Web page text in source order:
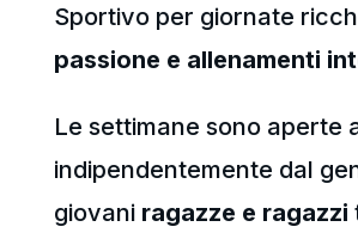
Sportivo per giornate
passione e allenamenti
Le settimane sono aperte
indipendentemente dal
giovani ragazze e ragazzi